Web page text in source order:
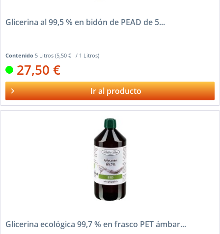
Glicerina al 99,5 % en bidón de PEAD de 5...
Contenido5 Litros(5,50 € / 1 Litros)
27,50 €
Ir al producto
Glicerina ecológica 99,7 % en frasco PET ámbar...